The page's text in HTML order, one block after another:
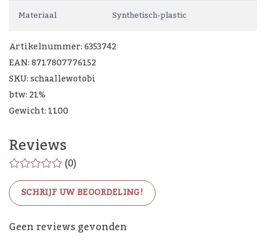
Materiaal Synthetisch-plastic
Artikelnummer: 6353742
EAN: 8717807776152
SKU: schaallewotobi
btw: 21%
Gewicht: 1100
Reviews
(0)
SCHRIJF UW BEOORDELING!
Geen reviews gevonden
De Woon Cadeau Winkel